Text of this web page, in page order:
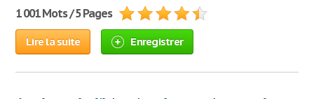
1 001 Mots / 5 Pages
Lire la suite Enregistrer